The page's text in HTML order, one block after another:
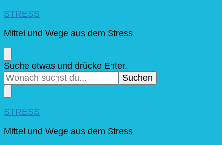
STRESS
Mittel und Wege aus dem Stress
Suchst
du
nach
etwas?
Suche etwas und drücke Enter.
STRESS
Mittel und Wege aus dem Stress